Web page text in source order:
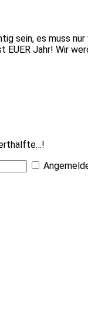
sein, es muss
Jahr! Wir